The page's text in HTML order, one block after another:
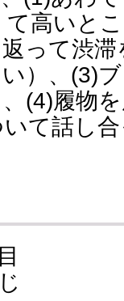
高いと
って渋
）、(3)
(4)履物
て話し